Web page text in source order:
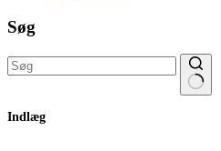
Søg
resultater
Indlæg